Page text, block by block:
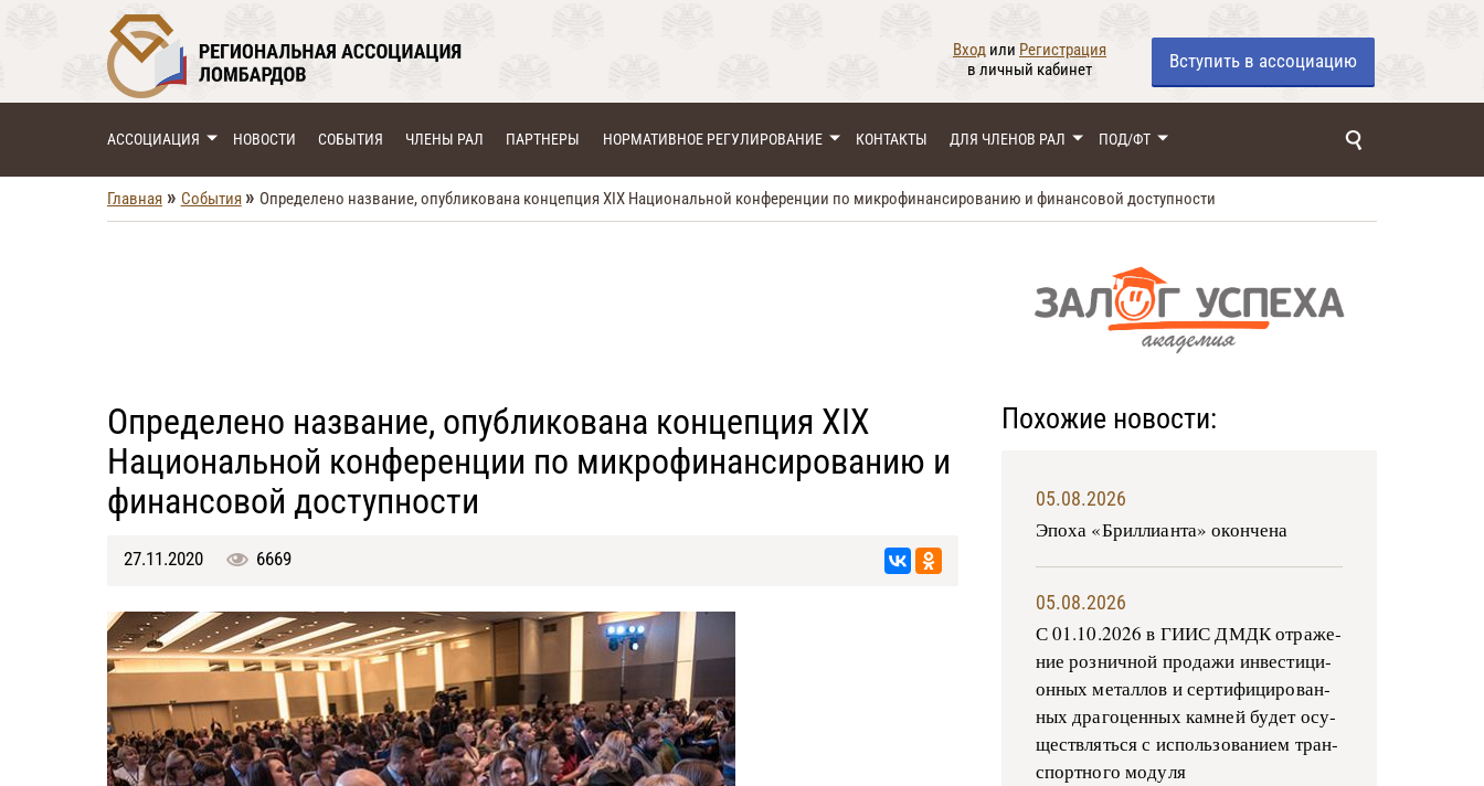
Вход или Регистрация
в личный кабинет
Вступить в ассоциацию
АССОЦИАЦИЯ НОВОСТИ СОБЫТИЯ ЧЛЕНЫ РАЛ ПАРТНЕРЫ НОРМАТИВНОЕ РЕГУЛИРОВАНИЕ КОНТАКТЫ ДЛЯ ЧЛЕНОВ РАЛ ПОД/ФТ
Главная » События » Определено название, опубликована концепция XIX Национальной конференции по микрофинансированию и финансовой доступности
Определено название, опубликована концепция XIX
Национальной конференции по микрофинансированию и
финансовой доступности
27.11.2020 6669
Похожие новости:
05.08.2026
Эпоха «Бриллианта» окончена
05.08.2026
С 01.10.2026 в ГИИС ДМДК от­ра­же­
ние роз­ни­ч­ной про­да­жи ин­ве­сти­ци­
он­ных ме­тал­лов и сер­ти­фи­ци­ро­ван­
ных дра­го­цен­ных ка­м­ней бу­дет осу­
ще­ств­лять­ся с ис­поль­зо­ва­ни­ем тран­
с­пор­т­но­го мо­ду­ля